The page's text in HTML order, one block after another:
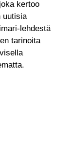
kertoo
uutisia
lehdestä
tarinoita